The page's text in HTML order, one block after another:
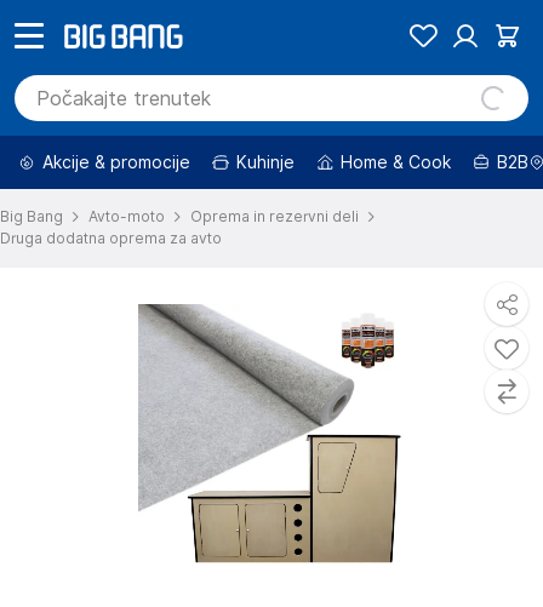
Akcije & promocije Kuhinje Home & Cook B2B
Big Bang Avto-moto
Oprema in rezervni deli
Druga dodatna oprema za avto